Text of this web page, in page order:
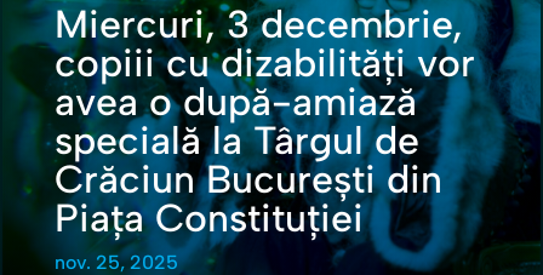
Miercuri, 3 decembrie,
copiii cu dizabilități vor
avea o după-amiază
specială la Târgul de
Crăciun București din
Piața Constituției
nov. 25, 2025